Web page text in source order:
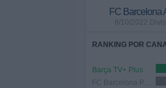
FC Barcelona
8/10/2022
RANKING POR
Barça TV+ Plus